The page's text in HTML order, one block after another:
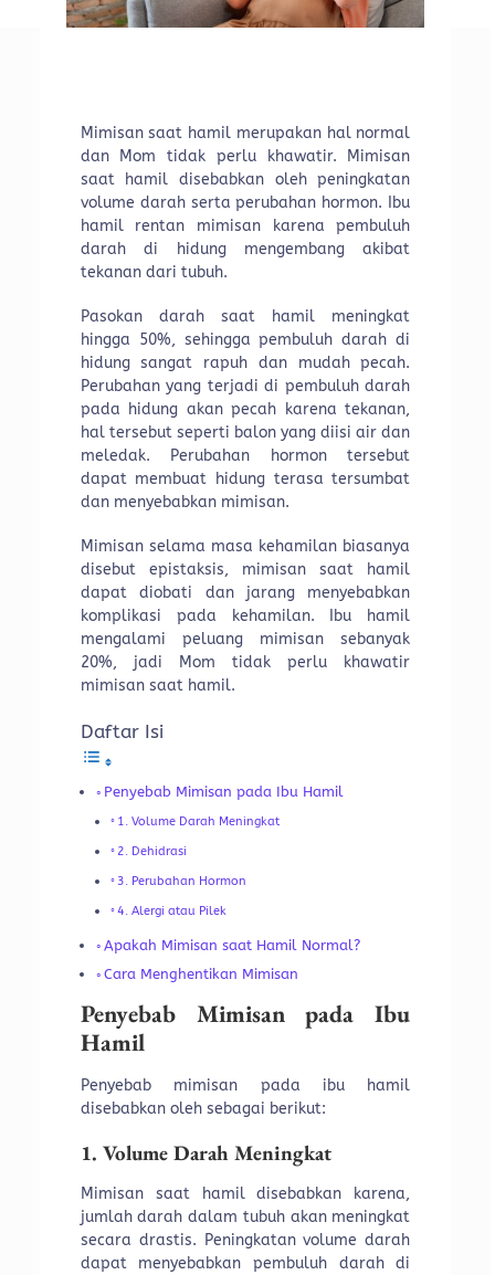
Mimisan saat hamil merupakan hal normal
dan Mom tidak perlu khawatir. Mimisan
saat hamil disebabkan oleh peningkatan
volume darah serta perubahan hormon. Ibu
hamil rentan mimisan karena pembuluh
darah di hidung mengembang akibat
tekanan dari tubuh.
Pasokan darah saat hamil meningkat
hingga 50%, sehingga pembuluh darah di
hidung sangat rapuh dan mudah pecah.
Perubahan yang terjadi di pembuluh darah
pada hidung akan pecah karena tekanan,
hal tersebut seperti balon yang diisi air dan
meledak. Perubahan hormon tersebut
dapat membuat hidung terasa tersumbat
dan menyebabkan mimisan.
Mimisan selama masa kehamilan biasanya
disebut epistaksis, mimisan saat hamil
dapat diobati dan jarang menyebabkan
komplikasi pada kehamilan. Ibu hamil
mengalami peluang mimisan sebanyak
20%, jadi Mom tidak perlu khawatir
mimisan saat hamil.
Daftar Isi
Penyebab Mimisan pada Ibu Hamil
1. Volume Darah Meningkat
2. Dehidrasi
3. Perubahan Hormon
4. Alergi atau Pilek
Apakah Mimisan saat Hamil Normal?
Cara Menghentikan Mimisan
Penyebab Mimisan pada Ibu
Hamil
Penyebab mimisan pada ibu hamil
disebabkan oleh sebagai berikut:
1. Volume Darah Meningkat
Mimisan saat hamil disebabkan karena,
jumlah darah dalam tubuh akan meningkat
secara drastis. Peningkatan volume darah
dapat menyebabkan pembuluh darah di